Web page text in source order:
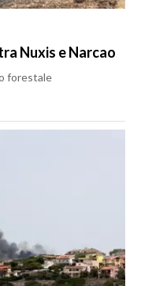
Nuxis e Narcao
forestale